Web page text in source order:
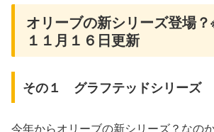
オリーブの新シリーズ登場
１１月１６日更新
その１ グラフテッドシリーズ
今年からオリーブの新シリーズ？なの